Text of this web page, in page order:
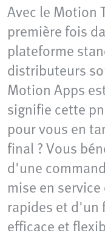
Avec le Motion
première fois
plateforme
distributeurs
Motion Apps
signifie cette
pour vous en
final ? Vous
d'une
mise en
rapides et
efficace et